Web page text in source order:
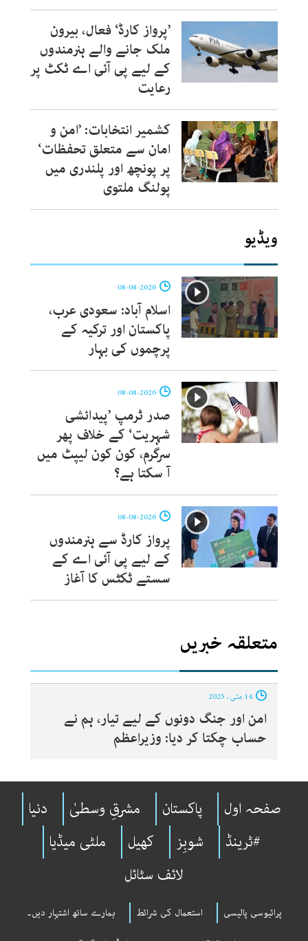
’پرواز کارڈ‘ فعال، بیرون
ملک جانے والے ہنرمندوں
کے لیے پی آئی اے ٹکٹ پر
رعایت
کشمیر انتخابات: ’امن و
امان سے متعلق تحفظات‘
پر پونچھ اور پلندری میں
پولنگ ملتوی
ویڈیو
اسلام آباد: سعودی عرب،
پاکستان اور ترکیہ کے
پرچموں کی بہار
صدر ٹرمپ ’پیدائشی
شہریت‘ کے خلاف پھر
سرگرم، کون کون لیپٹ میں
آ سکتا ہے؟
پرواز کارڈ سے ہنرمندوں
کے لیے پی آئی اے کے
سستے ٹکٹس کا آغاز
متعلقہ خبریں
امن اور جنگ دونوں کے لیے تیار، ہم نے
حساب چکتا کر دیا: وزیراعظم
صفحہ اول پاکستان مشرقِ وسطیٰ
دنیا
#ٹرینڈ
شوبِز کھیل
ملٹی میڈیا
لائف سٹائل
پرائیوسی پالیسی استعمال کی شرائط ہمارے ساتھ اشتہار دیں۔